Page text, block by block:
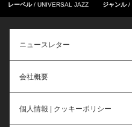
レーベル UNIVERSAL JAZZ ジャンル
ニュースレター
会社概要
個人情報 | クッキーポリシー